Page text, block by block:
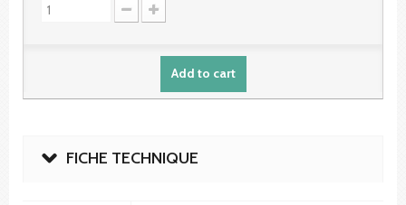
Add to cart
FICHE TECHNIQUE